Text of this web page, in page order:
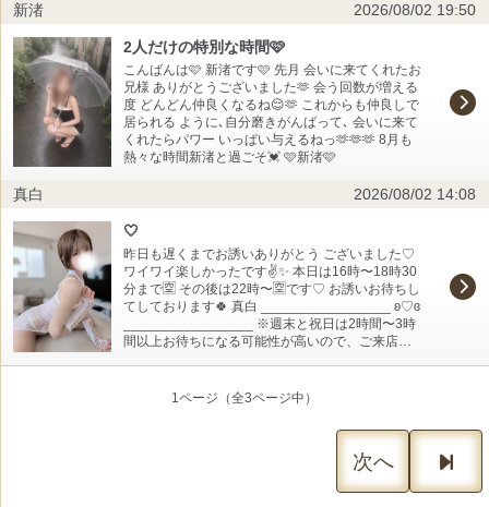
めないこともあるからたくさん楽しんじゃえーっ
て自分が歳とったのを感じもした咲蓮です🙃 17時
まで受け付けています❤️ 今日も気持ちいいことい
っぱいしたいな💓 お待ちしております😍 ✦・
┈┈┈┈┈┈┈┈┈┈・✦ ご予約予定日の前日ま
ででしたら姫予約がとってもとっても嬉しいです
😍 ✉️elennnchaleur0813@gmail.com ↑こちらまで
ご連絡頂ければと思います(⋆ᴗ͈ˬᴗ͈)” 会ってくれたこ
とがある方はいつくらいに会ってくれたかとかそ
の旨も伝えてもらえると助かりますm(_ _)m ※ご
ルーさせて頂くこともございますので悪しからず
新渚 2026/08/02 19:50
2人だけの特別な時間🩷
こんばんは🩷 新渚です🩷 先月 会いに来てくれたお
兄様 ありがとうございました🫶 会う回数が増える
度 どんどん仲良くなるね😌🫶 これからも仲良しで
居られる ように､自分磨きがんばって､ 会いに来て
くれたらパワー いっぱい与えるねっ🫶🫶🫶 8月も
熱々な時間新渚と過ごそ💓 🩷新渚🩷
真白 2026/08/02 14:08
🤍
昨日も遅くまでお誘いありがとう ございました♡
ワイワイ楽しかったです✌️✨ 本日は16時〜18時30
分まで🈳 その後は22時〜🈳です♡ お誘いお待ちし
てしております🍀 真白 _________________ ʚ♡ɞ
間以上お待ちになる可能性が高いので、ご来店予
1ページ（全3ページ中）
次へ